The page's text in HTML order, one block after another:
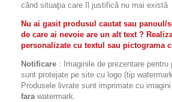
când situaţia care îl justifică nu mai există
Nu ai gasit produsul cautat sau panoul/
de care ai nevoie are un alt text ?
personalizate cu textul sau pictograma
Notificare : Imaginile de prezentare pentru
sunt protejate pe site cu logo (tip
Produsele livrate sunt imprimate cu
farawatermark.